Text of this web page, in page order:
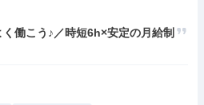
働こう♪／時短6h×安定の月給制